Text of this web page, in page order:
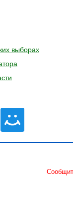
выборах